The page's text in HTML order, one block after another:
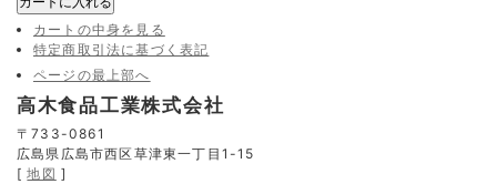
カートの中身を見る
特定商取引法に基づく表記
ページの最上部へ
高木食品工業株式会社
〒733-0861
広島県広島市西区草津東一丁目1-15
[地図 ]